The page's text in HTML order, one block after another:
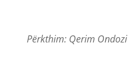
Përkthim: Qerim Ondozi